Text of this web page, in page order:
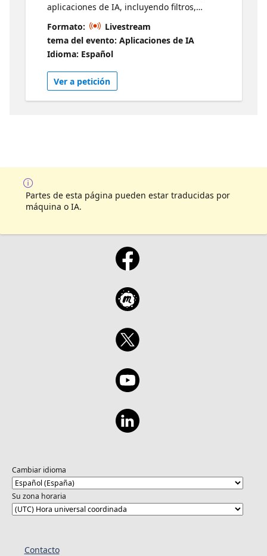
aplicaciones de IA, incluyendo filtros,
moderación de contenido y estrategias para
mitigar riesgos y garantizar un uso
responsable.
Formato:
Livestream
tema del evento: Aplicaciones de IA
Idioma: Español
Ver a petición
Partes de esta página pueden estar traducidas por
máquina o IA.
Cambiar idioma
Su zona horaria
Contacto